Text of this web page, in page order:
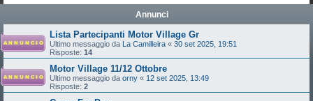
Annunci
Lista Partecipanti Motor Village Gr
Ultimo messaggio da La Camilleira « 30 set 2025, 19:51
Risposte: 14
Motor Village 11/12 Ottobre
Ultimo messaggio da orny « 12 set 2025, 13:49
Risposte: 2